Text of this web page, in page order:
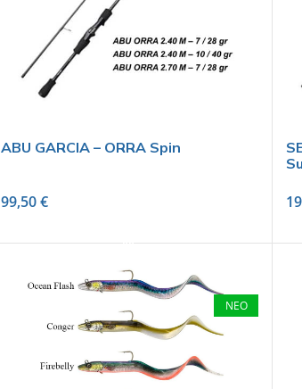
ABU GARCIA – ORRA Spin
99,50€
ΝΕΟ